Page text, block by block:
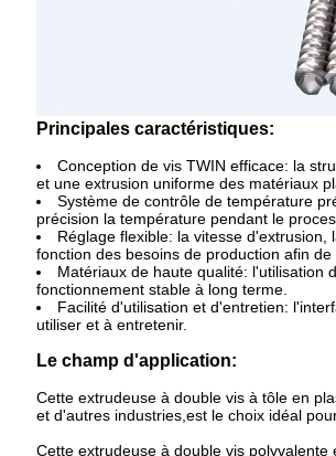
Principales caractéristiques:
Conception de vis TWIN efficace: la
et une extrusion uniforme des matériaux
Système de contrôle de température
précision la température pendant le
Réglage flexible: la vitesse
fonction des besoins de production afin
Matériaux de haute qualité: l'utilisation
fonctionnement stable à long terme.
Facilité d'utilisation et d'entretien:
utiliser et à entretenir.
Le champ d'application:
Cette extrudeuse à double vis à tôle en
et d'autres industries,est le choix idéal
Cette extrudeuse à double vis